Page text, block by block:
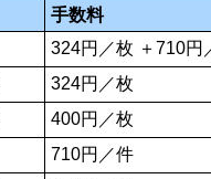
手数料
324円／枚 ＋710円
324円／枚
400円／枚
710円／件